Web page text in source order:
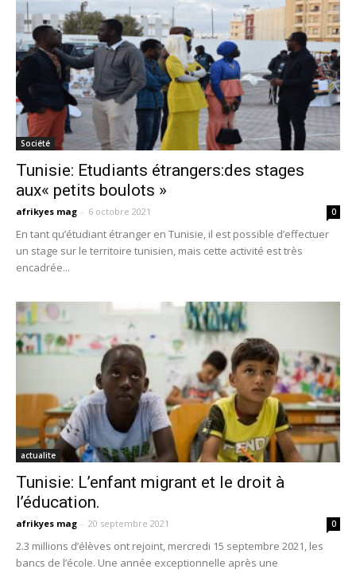
Société
Tunisie: Etudiants étrangers:des stages
aux« petits boulots »
afrikyes mag - 6 octobre 2021 0
En tant qu’étudiant étranger en Tunisie, il est possible d’effectuer
un stage sur le territoire tunisien, mais cette activité est très
encadrée...
actualite
Tunisie: L’enfant migrant et le droit à
l’éducation.
afrikyes mag - 20 septembre 2021 0
2.3 millions d’élèves ont rejoint, mercredi 15 septembre 2021, les
bancs de l’école. Une année exceptionnelle après une